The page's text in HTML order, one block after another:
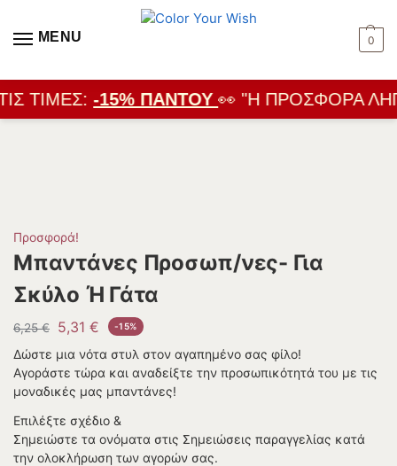
MENU 0
ΤΙΜΈΣ:-15% ΠΑΝΤΟΎ👀 "Η ΠΡΟΣΦΟΡΆ
Προσφορά!
Μπαντάνες Προσωπ/νες- Για
Σκύλο Ή Γάτα
6,25€ 5,31 € -15%
Δώστε μια νότα στυλ στον αγαπημένο σας φίλο!
Αγοράστε τώρα και αναδείξτε την προσωπικότητά του με τις
μοναδικές μας μπαντάνες!
Επιλέξτε σχέδιο &
Σημειώστε τα ονόματα στις Σημειώσεις παραγγελίας κατά
την ολοκλήρωση των αγορών σας.